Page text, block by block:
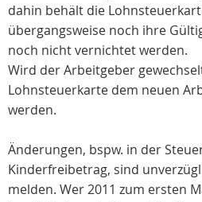
dahin behält die
übergangsweise noch ihre
noch nicht vernichtet werden.
Wird der Arbeitgeber
Lohnsteuerkarte dem neuen
werden.
Änderungen, bspw. in der
Kinderfreibetrag, sind
melden. Wer 2011 zum ersten